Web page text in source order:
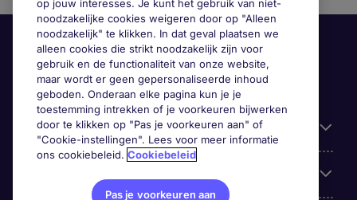
Handige informatie
op jouw interesses. Je kunt het gebruik van niet-
noodzakelijke cookies weigeren door op "Alleen
noodzakelijk" te klikken. In dat geval plaatsen we
alleen cookies die strikt noodzakelijk zijn voor
gebruik en de functionaliteit van onze website,
maar wordt er geen gepersonaliseerde inhoud
geboden. Onderaan elke pagina kun je je
toestemming intrekken of je voorkeuren bijwerken
door te klikken op "Pas je voorkeuren aan" of
"Cookie-instellingen". Lees voor meer informatie
ons cookiebeleid. Cookiebeleid
Pas je voorkeuren aan